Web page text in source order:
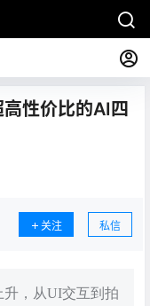
性价比的AI四
关注 私信
升，从UI交互到拍